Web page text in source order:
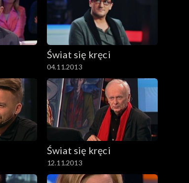
Świat się kręci
04.11.2013
Świat się kręci
12.11.2013